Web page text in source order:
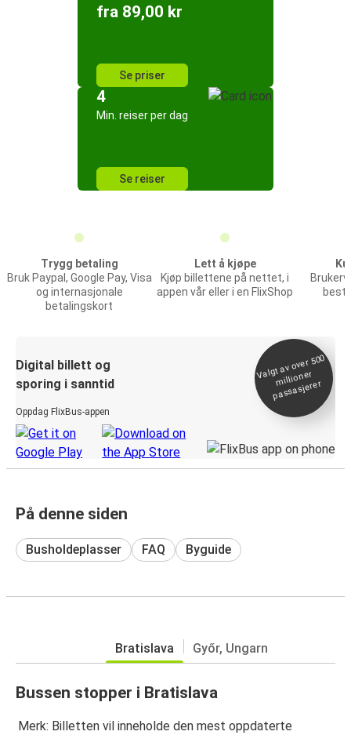
fra 89,00 kr
Se priser
4
Min. reiser per dag
Se reiser
Trygg betaling
Bruk Paypal, Google Pay, Visa
og internasjonale
betalingskort
Lett å kjøpe
Kjøp billettene på nettet, i
appen vår eller i en FlixShop
Digital billett og
sporing i sanntid
Oppdag FlixBus-appen
Valgt av over 500
millioner
passasjerer
På denne siden
Busholdeplasser FAQ Byguide
Bratislava Győr, Ungarn
Bussen stopper i Bratislava
Merk: Billetten vil inneholde den mest oppdaterte